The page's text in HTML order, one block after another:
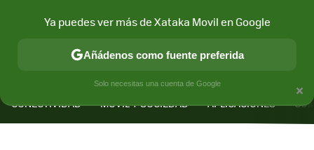
CONECTIVIDAD MÓVIL Y SOCIEDAD APLICACIONES
×
Ya puedes ver más de Xataka Movil en Google
Añádenos como fuente preferida
Solo necesitas una cuenta de Google